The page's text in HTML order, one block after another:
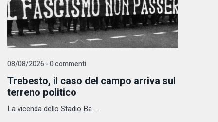
08/08/2026 - 0 commenti
Trebesto, il caso del campo arriva sul
terreno politico
La vicenda dello Stadio Ba ...